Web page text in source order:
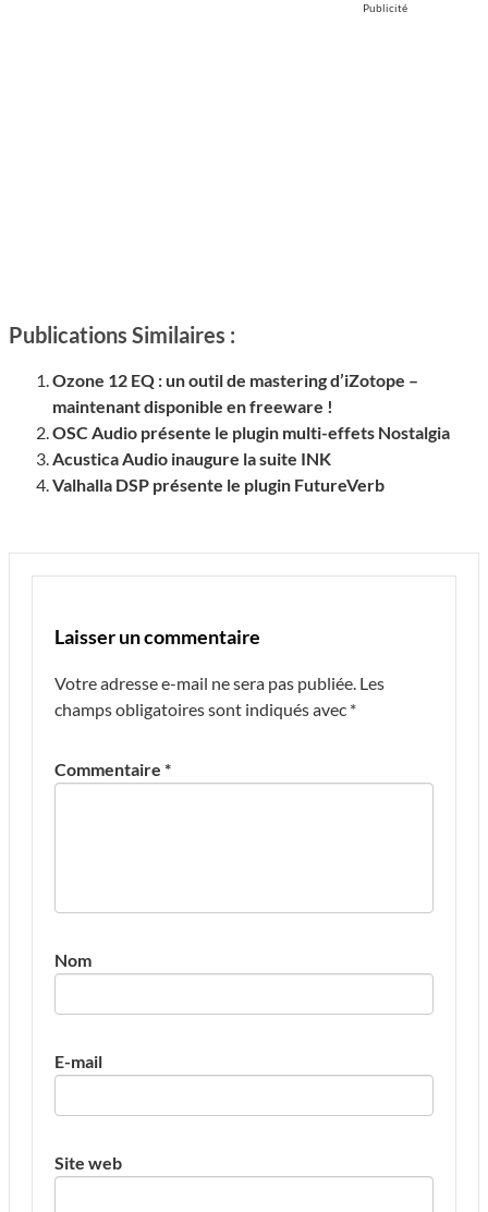
Publicité
Publications Similaires :
Ozone 12 EQ : un outil de mastering d’iZotope –
maintenant disponible en freeware !
OSC Audio présente le plugin multi-effets Nostalgia
Acustica Audio inaugure la suite INK
Valhalla DSP présente le plugin FutureVerb
Laisser un commentaire
Votre adresse e-mail ne sera pas publiée. Les
champs obligatoires sont indiqués avec *
Commentaire *
Nom
E-mail
Site web